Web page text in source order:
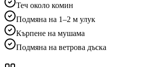
Теч около комин
Подмяна на 1–2 м улук
Кърпене на мушама
Подмяна на ветрова дъска